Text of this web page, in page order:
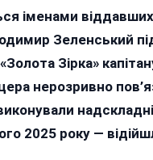
України
Дмитро
Агат’єв
Його
Побратим:
Подвиг
іменами віддавших
Зеленський
Зірка»
нерозривно
2025 року —